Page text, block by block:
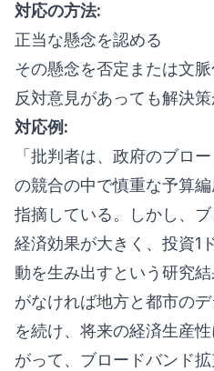
対応の方法:
正当な懸念を認める
その懸念を否定または文
反対意見があっても解決
対応例:
「批判者は、政府のブロ
の競合の中で慎重な予算
指摘している。しかし、
経済効果が大きく、投資1
動を生み出すという研究
がなければ地方と都市の
を続け、将来の経済生産
がって、ブロードバンド